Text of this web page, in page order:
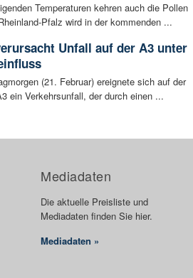
Temperaturen kehren auch die Pollen
Pfalz wird in der kommenden ...
Unfall auf der A3 unter
(21. Februar) ereignete sich auf der
ein Verkehrsunfall, der durch einen ...
Mediadaten
Die aktuelle Preisliste und
Mediadaten finden Sie hier.
Mediadaten »